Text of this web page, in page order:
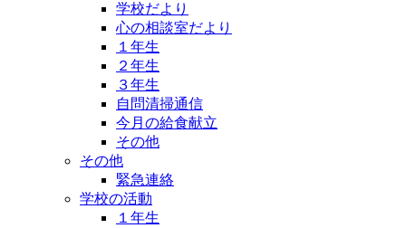
学校だより
心の相談室だより
１年生
２年生
３年生
自問清掃通信
今月の給食献立
その他
その他
緊急連絡
学校の活動
１年生